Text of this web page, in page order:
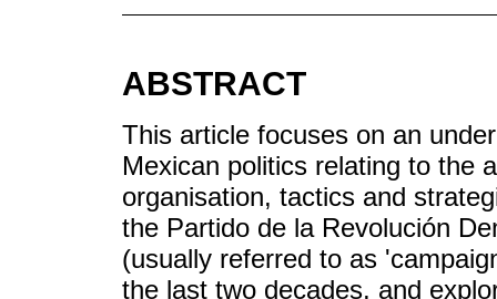
ABSTRACT
This article focuses on an
Mexican politics relating to the
organisation, tactics and
the Partido de la Revolución
(usually referred to as
the last two decades, and